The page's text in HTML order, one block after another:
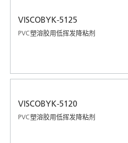
VISCOBYK-5125
PVC塑溶胶用低挥发降粘剂
VISCOBYK-5120
PVC塑溶胶用低挥发降粘剂